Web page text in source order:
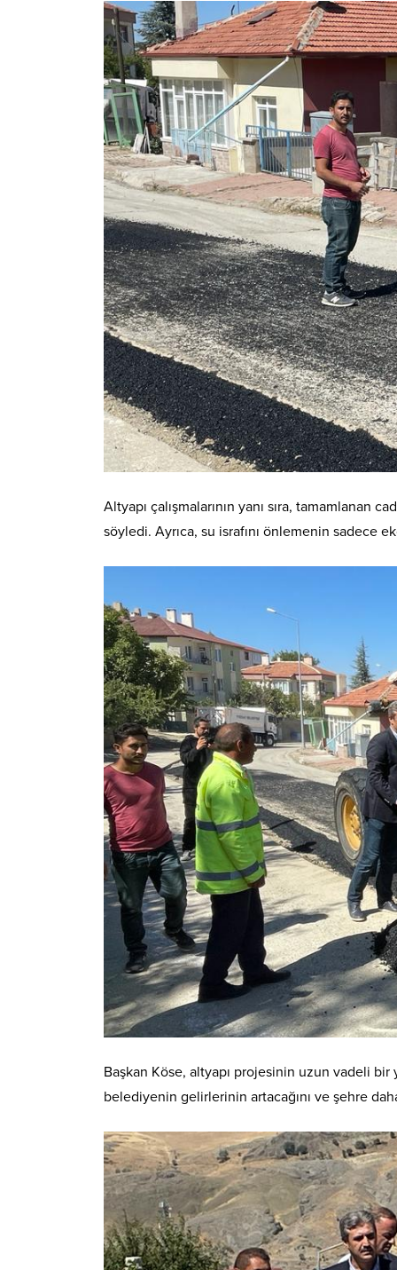
Altyapı çalışmalarının yanı sıra,
söyledi. Ayrıca, su israfını önlemenin sadece
Başkan Köse, altyapı projesinin uzun vadeli
belediyenin gelirlerinin artacağını ve şehre